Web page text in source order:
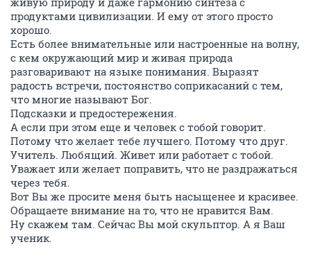
продуктами цивилизации. И ему от этого просто
хорошо.
Есть более внимательные или настроенные на волну,
с кем окружающий мир и живая природа
разговаривают на языке понимания. Выразят
радость встречи, постоянство соприкасаний с тем,
что многие называют Бог.
Подсказки и предостережения.
А если при этом еще и человек с тобой говорит.
Потому что желает тебе лучшего. Потому что друг.
Учитель. Любящий. Живет или работает с тобой.
Уважает или желает поправить, что не раздражаться
через тебя.
Вот Вы же просите меня быть насыщенее и красивее.
Обращаете внимание на то, что не нравится Вам.
Ну скажем там. Сейчас Вы мой скульптор. А я Ваш
ученик.